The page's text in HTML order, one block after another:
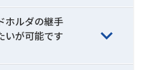
ホルダの継手
いが可能です